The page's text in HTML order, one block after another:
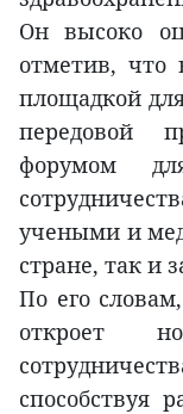
Он высоко
отметив, что
площадкой
передовой
форумом
учеными и
стране, так и
По его
откроет
способствуя